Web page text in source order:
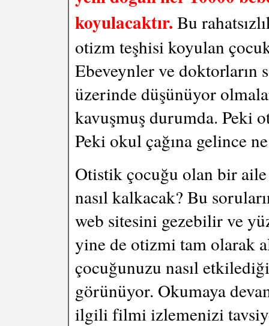
koyulacaktır. Bu
otizm teşhisi koyulan
Ebeveynler ve doktorların
üzerinde düşünüyor
kavuşmuş durumda. Peki
Peki okul çağına gelince
Otistik çocuğu olan bir
nasıl kalkacak? Bu
web sitesini gezebilir ve
yine de otizmi tam olarak
çocuğunuzu nasıl
görünüyor. Okumaya
ilgili filmi izlemenizi